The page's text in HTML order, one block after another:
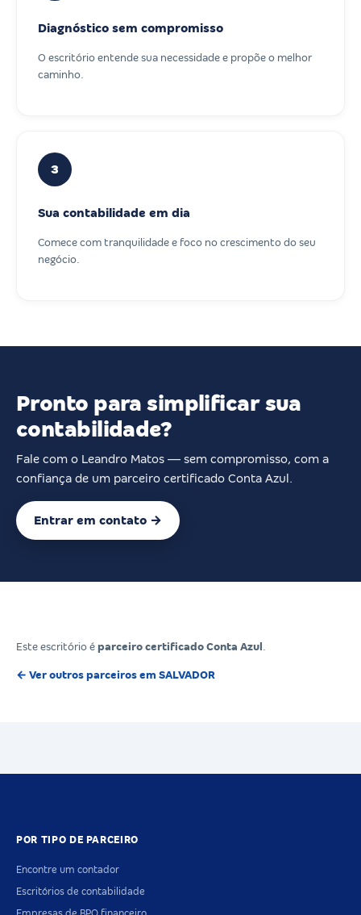
Diagnóstico sem compromisso
O escritório entende sua necessidade e propõe o melhor
caminho.
3
Sua contabilidade em dia
Comece com tranquilidade e foco no crescimento do seu
negócio.
Pronto para simplificar sua
contabilidade?
Fale com o Leandro Matos — sem compromisso, com a
confiança de um parceiro certificado Conta Azul.
Entrar em contato →
Este escritório é parceiro certificado Conta Azul
← Ver outros parceiros em SALVADOR
POR TIPO DE PARCEIRO
Encontre um contador
Escritórios de contabilidade